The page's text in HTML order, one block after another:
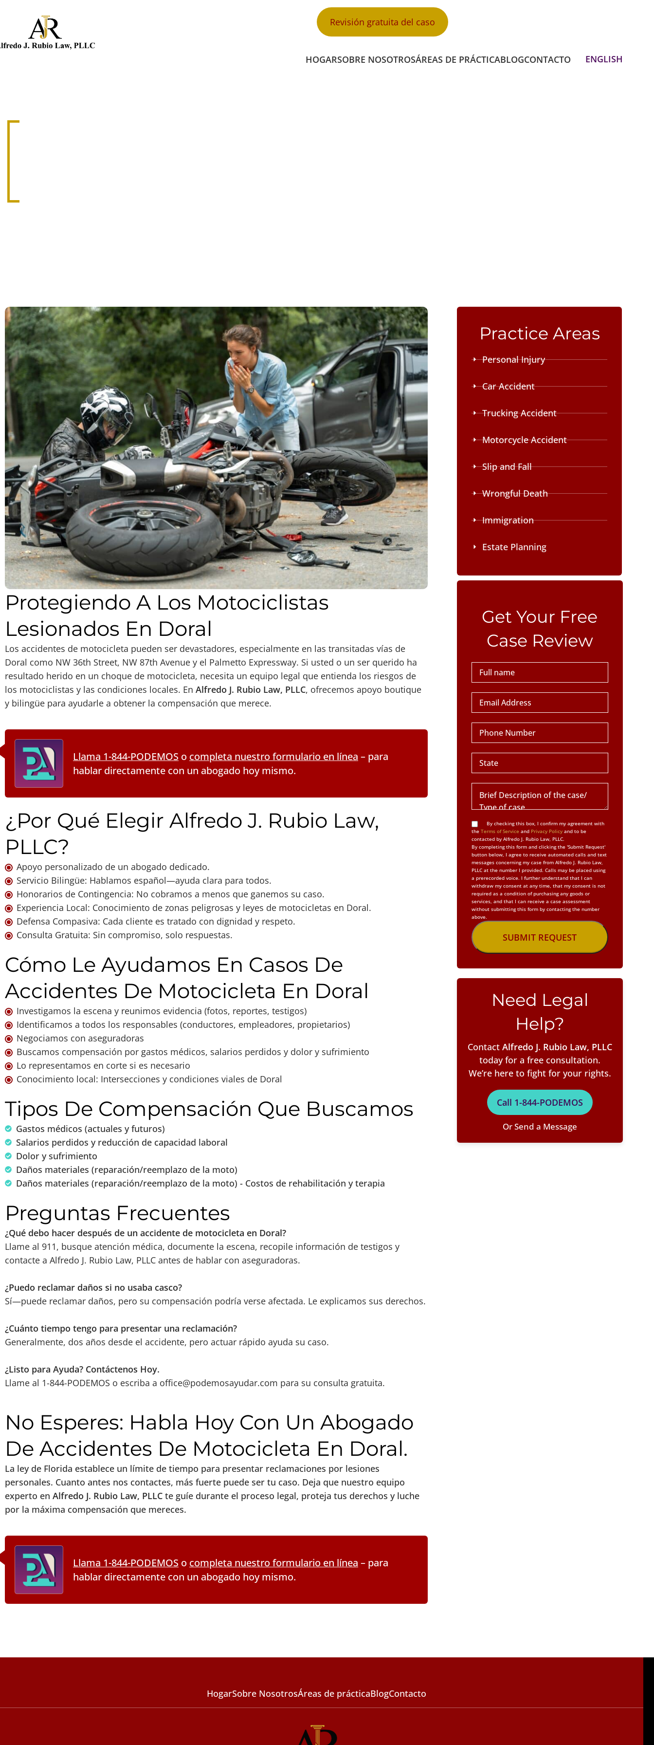
Revisión gratuita del caso
HOGARSOBRE NOSOTROSÁREAS DE PRÁCTICABLOGCONTACTO ENGLISH
Protegiendo A Los Motociclistas
Lesionados En Doral
Los accidentes de motocicleta pueden ser devastadores, especialmente en las transitadas vías de
Doral como NW 36th Street, NW 87th Avenue y el Palmetto Expressway. Si usted o un ser querido ha
resultado herido en un choque de motocicleta, necesita un equipo legal que entienda los riesgos de
los motociclistas y las condiciones locales. En Alfredo J. Rubio Law, PLLC, ofrecemos apoyo boutique
y bilingüe para ayudarle a obtener la compensación que merece.
Llama 1-844-PODEMOS o completa nuestro formulario en línea – para
hablar directamente con un abogado hoy mismo.
¿Por Qué Elegir Alfredo J. Rubio Law,
PLLC?
Apoyo personalizado de un abogado dedicado.
Servicio Bilingüe: Hablamos español—ayuda clara para todos.
Honorarios de Contingencia: No cobramos a menos que ganemos su caso.
Experiencia Local: Conocimiento de zonas peligrosas y leyes de motocicletas en Doral.
Defensa Compasiva: Cada cliente es tratado con dignidad y respeto.
Consulta Gratuita: Sin compromiso, solo respuestas.
Cómo Le Ayudamos En Casos De
Accidentes De Motocicleta En Doral
Investigamos la escena y reunimos evidencia (fotos, reportes, testigos)
Identificamos a todos los responsables (conductores, empleadores, propietarios)
Negociamos con aseguradoras
Buscamos compensación por gastos médicos, salarios perdidos y dolor y sufrimiento
Lo representamos en corte si es necesario
Conocimiento local: Intersecciones y condiciones viales de Doral
Tipos De Compensación Que Buscamos
Gastos médicos (actuales y futuros)
Salarios perdidos y reducción de capacidad laboral
Dolor y sufrimiento
Daños materiales (reparación/reemplazo de la moto)
Daños materiales (reparación/reemplazo de la moto) - Costos de rehabilitación y terapia
Preguntas Frecuentes
¿Qué debo hacer después de un accidente de motocicleta en Doral?
Llame al 911, busque atención médica, documente la escena, recopile información de testigos y
contacte a Alfredo J. Rubio Law, PLLC antes de hablar con aseguradoras.
¿Puedo reclamar daños si no usaba casco?
Sí—puede reclamar daños, pero su compensación podría verse afectada. Le explicamos sus derechos.
¿Cuánto tiempo tengo para presentar una reclamación?
Generalmente, dos años desde el accidente, pero actuar rápido ayuda su caso.
¿Listo para Ayuda? Contáctenos Hoy.
Llame al 1-844-PODEMOS o escriba a office@podemosayudar.com para su consulta gratuita.
No Esperes: Habla Hoy Con Un Abogado
De Accidentes De Motocicleta En Doral.
La ley de Florida establece un límite de tiempo para presentar reclamaciones por lesiones
personales. Cuanto antes nos contactes, más fuerte puede ser tu caso. Deja que nuestro equipo
experto en Alfredo J. Rubio Law, PLLC te guíe durante el proceso legal, proteja tus derechos y luche
por la máxima compensación que mereces.
Llama 1-844-PODEMOS o completa nuestro formulario en línea – para
hablar directamente con un abogado hoy mismo.
Practice Areas
Personal Injury
Car Accident
Trucking Accident
Motorcycle Accident
Slip and Fall
Wrongful Death
Immigration
Estate Planning
Please leave this field empty.
Get Your Free
Case Review
By checking this box, I confirm my agreement with
the Terms of Serviceand Privacy Policyand to be
contacted by Alfredo J. Rubio Law, PLLC.
By completing this form and clicking the 'Submit Request'
button below, I agree to receive automated calls and text
messages concerning my case from Alfredo J. Rubio Law,
PLLC at the number I provided. Calls may be placed using
a prerecorded voice. I further understand that I can
withdraw my consent at any time, that my consent is not
required as a condition of purchasing any goods or
services, and that I can receive a case assessment
without submitting this form by contacting the number
above.
Need Legal
Help?
Contact Alfredo J. Rubio Law, PLLC
today for a free consultation.
We’re here to fight for your rights.
Call 1-844-PODEMOS
Or Send a Message
HogarSobre NosotrosÁreas de prácticaBlogContacto